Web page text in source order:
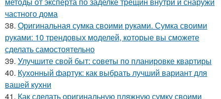
частного дома
38. Оригинальная сумка своими руками. Сумка своими
руками: 10 трендовых моделей, которые вы сможете
сделать самостоятельно
39. Улучшите свой быт: советы по планировке квартиры
40. Кухонный фартук: как выбрать лучший вариант для
вашей кухни
41. Как сделать оригинальную пляжную сумку своими